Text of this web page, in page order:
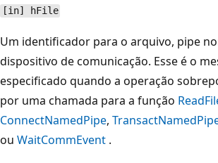
[in] hFile
Um identificador para o arquivo, pipe
dispositivo de comunicação. Esse é o
especificado quando a operação
por uma chamada para a função
ConnectNamedPipe,
ou WaitCommEvent .